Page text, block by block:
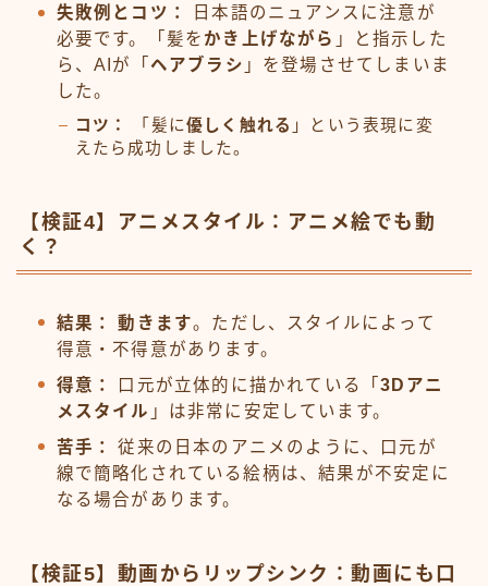
失敗例とコツ：
日本語のニュアンスに注意が
必要です。「髪を かき上げながら 」と指示した
ら、AIが「 ヘアブラシ 」を登場させてしまいま
した。
コツ： 「髪に優しく触れる 」という表現に変
えたら成功しました。
【検証4】アニメスタイル：アニメ絵でも動
く？
結果： 動きます。ただし、スタイルによって
得意・不得意があります。
得意：
口元が立体的に描かれている「3Dアニ
メスタイル 」は非常に安定しています。
苦手：
従来の日本のアニメのように、口元が
線で簡略化されている絵柄は、結果が不安定に
なる場合があります。
【検証5】動画からリップシンク：動画にも口